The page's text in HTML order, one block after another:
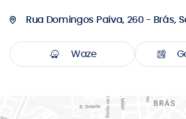
Rua Domingos Paiva, 260 - Brás,
Waze